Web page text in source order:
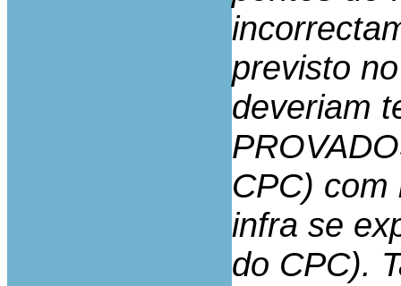
previsto
deveriam
CPC) com
infra se
do CPC).